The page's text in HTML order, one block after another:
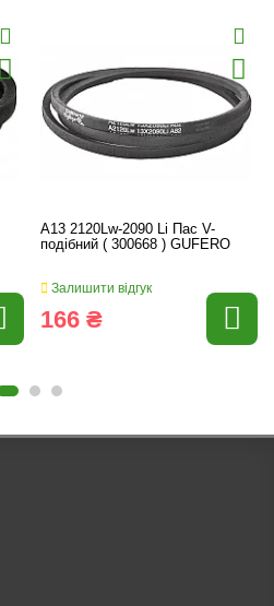
A13 2120Lw-2090 Li Пас V-
подібний ( 300668 ) GUFERO
Залишити відгук
166 ₴